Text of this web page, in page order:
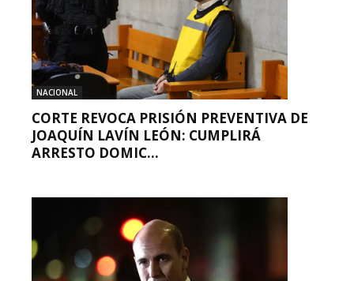
NACIONAL
CORTE REVOCA PRISIÓN PREVENTIVA DE
JOAQUÍN LAVÍN LEÓN: CUMPLIRÁ
ARRESTO DOMIC...